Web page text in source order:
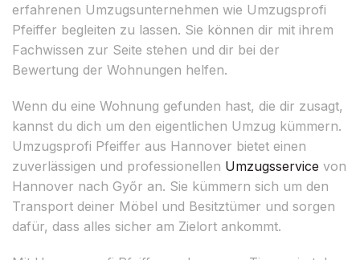
erfahrenen Umzugsunternehmen wie Umzugsprofi
Pfeiffer begleiten zu lassen. Sie können dir mit ihrem
Fachwissen zur Seite stehen und dir bei der
Bewertung der Wohnungen helfen.
Wenn du eine Wohnung gefunden hast, die dir zusagt,
kannst du dich um den eigentlichen Umzug kümmern.
Umzugsprofi Pfeiffer aus Hannover bietet einen
zuverlässigen und professionellen Umzugsservice von
Hannover nach Győr an. Sie kümmern sich um den
Transport deiner Möbel und Besitztümer und sorgen
dafür, dass alles sicher am Zielort ankommt.